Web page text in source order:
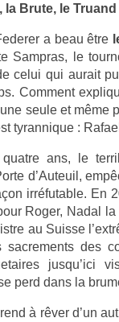
la Brute, le
a beau être
Sampras, le
celui qui aurait
Com­ment
seule et même
tyran­nique :
quat­re ans, le
d’Auteuil,
ir­réfut­able. En
Roger, Nadal
au Suis­se
sac­re­ments des
jusqu’ici
perd dans la
à rêver d’un